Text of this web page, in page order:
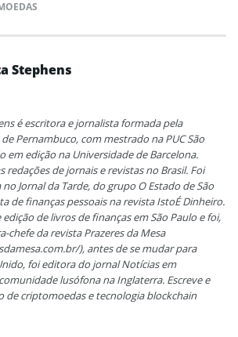
Stephens
é escritora e jornalista formada pela
Pernambuco, com mestrado na PUC São
em edição na Universidade de Barcelona.
redações de jornais e revistas no Brasil. Foi
Jornal da Tarde, do grupo O Estado de São
de finanças pessoais na revista IstoÉ Dinheiro.
de livros de finanças em São Paulo e foi,
chefe da revista Prazeres da Mesa
), antes de se mudar para
foi editora do jornal Notícias em
lusófona na Inglaterra. Escreve e
de criptomoedas e tecnologia blockchain